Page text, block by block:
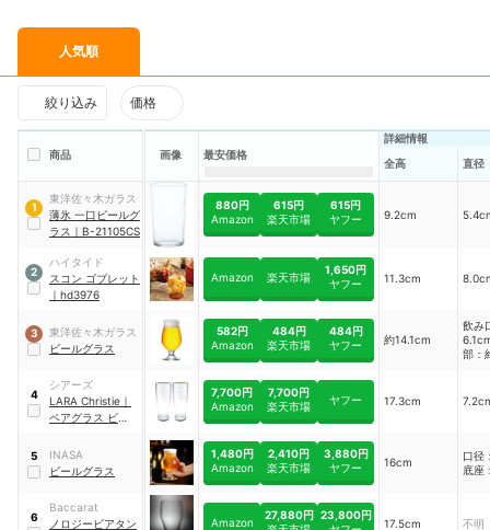
人気順
絞り込み 価格
商品 画像 最安価格
詳細情報
全高
直径
1
東洋佐々木ガラス
薄氷 一口ビールグ
ラス ｜ B-21105CS
880円
Amazon
615円
楽天市場
615円
ヤフー
9.2cm
2
ハイタイド
スコン ゴブレット
｜ hd3976
Amazon 楽天市場
1,650円
ヤフー
11.3cm
3
東洋佐々木ガラス
ビールグラス
582円
Amazon
484円
楽天市場
484円
ヤフー
約14.1cm
飲み
部：
4
シアーズ
LARA Christie ｜
ペアグラス ビアタ
7,700円
Amazon
7,700円
楽天市場
ヤフー 17.3cm
5
INASA
ビールグラス
1,480円
Amazon
2,410円
楽天市場
3,880円
ヤフー
16cm
口径
底座
6
Baccarat
ノロジービアタン
Amazon
27,880円 23,800円
17.5cm 不明